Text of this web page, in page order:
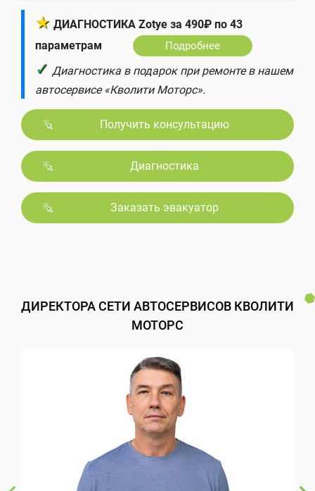
★ ДИАГНОСТИКА Zotye за 490₽ по 43
параметрам
Подробнее
✓ Диагностика в подарок при ремонте в нашем
автосервисе «Кволити Моторс».
Получить консультацию
Диагностика
Заказать эвакуатор
ДИРЕКТОРА СЕТИ АВТОСЕРВИСОВ КВОЛИТИ
МОТОРС